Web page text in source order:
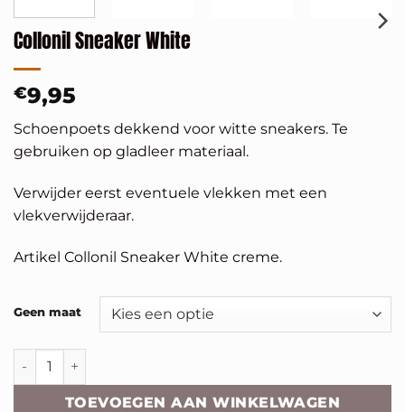
Collonil Sneaker White
€9,95
Schoenpoets dekkend voor witte sneakers. Te
gebruiken op gladleer materiaal.
Verwijder eerst eventuele vlekken met een
vlekverwijderaar.
Artikel Collonil Sneaker White creme.
Geen maat
Collonil Sneaker White aantal
TOEVOEGEN AAN WINKELWAGEN